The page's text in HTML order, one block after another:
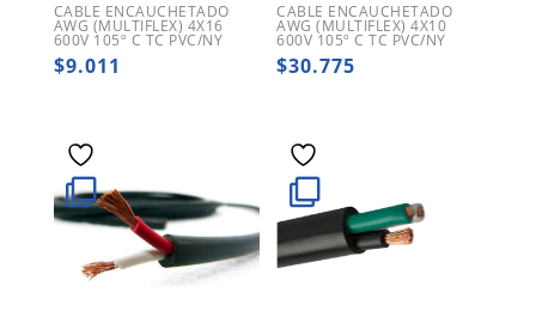
CABLE ENCAUCHETADO
AWG (MULTIFLEX) 4X16
600V 105º C TC PVC/NY
$9.011
CABLE ENCAUCHETADO
AWG (MULTIFLEX) 4X10
600V 105º C TC PVC/NY
$30.775